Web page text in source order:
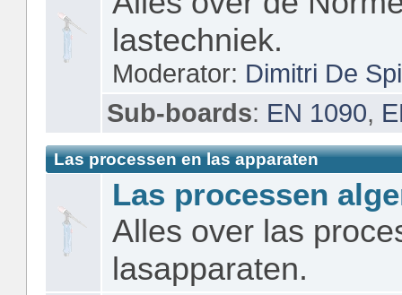
lastechniek.
Moderator: Dimitri De
Sub-boards: EN 1090,
Las processen en las apparaten
Las processen
Alles over las
lasapparaten.